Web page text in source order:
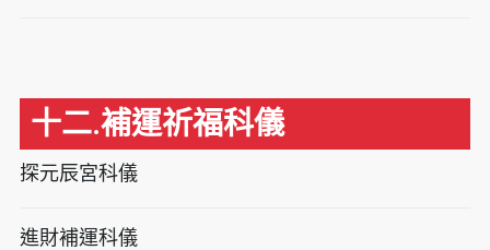
十二.補運祈福科儀
探元辰宮科儀
進財補運科儀